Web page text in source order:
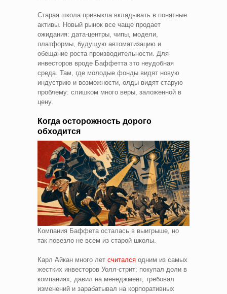
Старая школа привыкла вкладывать в понятные
активы. Новый рынок все чаще продает
ожидания: дата-центры, чипы, модели,
платформы, будущую автоматизацию и
обещание роста производительности. Для
инвесторов вроде Баффетта это неудобная
среда. Там, где молодые фонды видят новую
индустрию и возможности, олды видят старую
проблему: слишком много веры, заложенной в
цену.
Когда осторожность дорого
обходится
Компания Баффета осталась в выигрыше, но
так повезло не всем из старой школы.
Карл Айкан много лет считался одним из самых
жестких инвесторов Уолл-стрит: покупал доли в
компаниях, давил на менеджмент, требовал
изменений и зарабатывал на корпоративных